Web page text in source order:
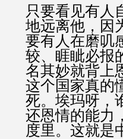
只要看见有人
地远离他，因
要有人在磨叽
较、睚眦必报
名其妙就背上
这个国家真的
死。埃玛呀，
还恩情的能力
度里。这就是